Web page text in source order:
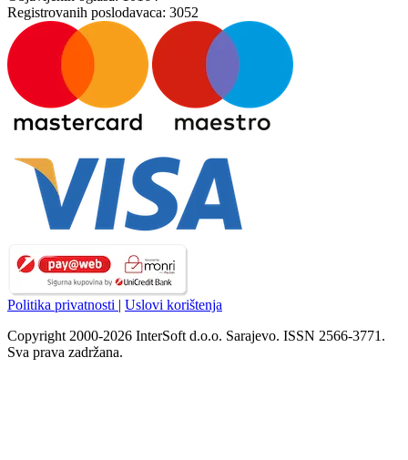
Registrovanih poslodavaca: 3052
Politika privatnosti | Uslovi korištenja
Copyright 2000-2026 InterSoft d.o.o. Sarajevo. ISSN 2566-3771.
Sva prava zadržana.